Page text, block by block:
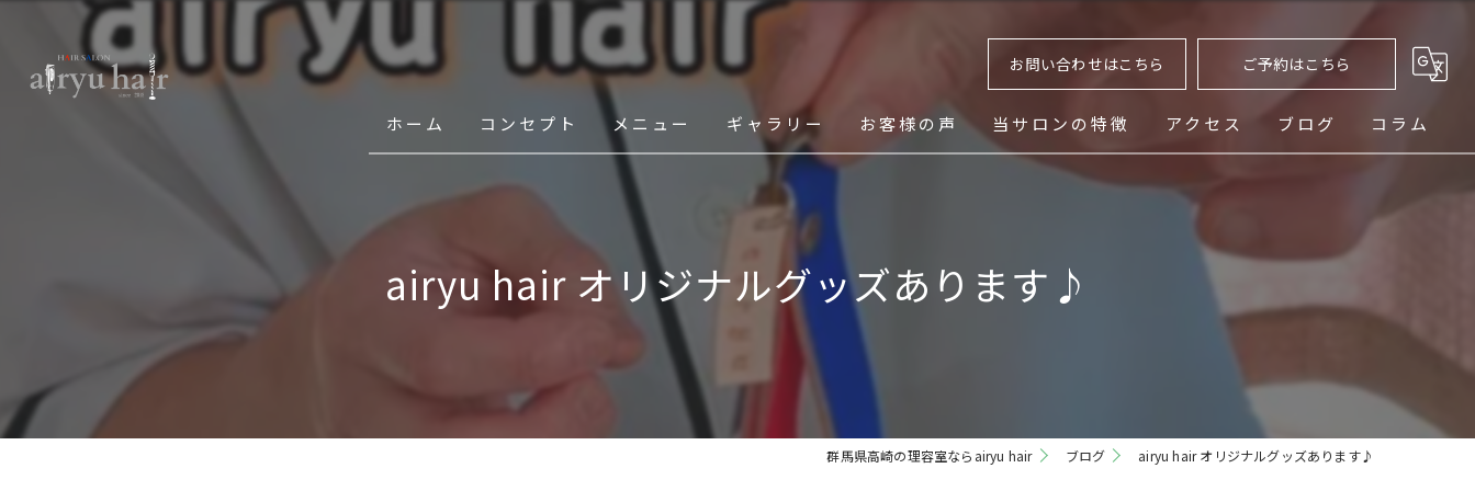
お問い合わせはこちら ご予約はこちら
ホーム コンセプト メニュー ギャラリー お客様の声 当サロンの特徴
メンズ
アクセス ブログ コラム
airyu hair オリジナルグッズあります♪
群馬県高崎の理容室ならairyu hair ブログ airyu hair オリジナルグッズあります♪